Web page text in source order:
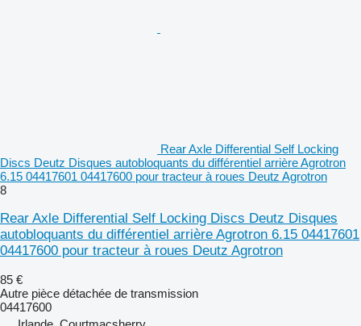
Rear Axle Differential Self Locking
Discs Deutz Disques autobloquants du différentiel arrière Agrotron
6.15 04417601 04417600 pour tracteur à roues Deutz Agrotron
8
Rear Axle Differential Self Locking Discs Deutz Disques
autobloquants du différentiel arrière Agrotron 6.15 04417601
04417600 pour tracteur à roues Deutz Agrotron
85 €
Autre pièce détachée de transmission
04417600